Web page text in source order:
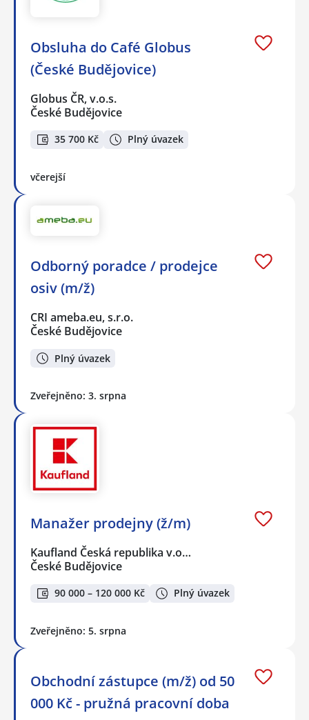
Obsluha do Café Globus
(České Budějovice)
Globus ČR, v.o.s.
České Budějovice
35 700 Kč Plný úvazek
včerejší
Odborný poradce / prodejce
osiv (m/ž)
CRI ameba.eu, s.r.o.
České Budějovice
Plný úvazek
Zveřejněno: 3. srpna
Manažer prodejny (ž/m)
Kaufland Česká republika v.o…
České Budějovice
90 000 – 120 000 Kč Plný úvazek
Zveřejněno: 5. srpna
Obchodní zástupce (m/ž) od 50
000 Kč - pružná pracovní doba